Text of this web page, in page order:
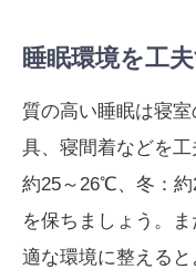
睡眠環境を工
質の高い睡眠は寝
具、寝間着などを工
約25～26℃、冬：約
を保ちましょう。
適な環境に整えると